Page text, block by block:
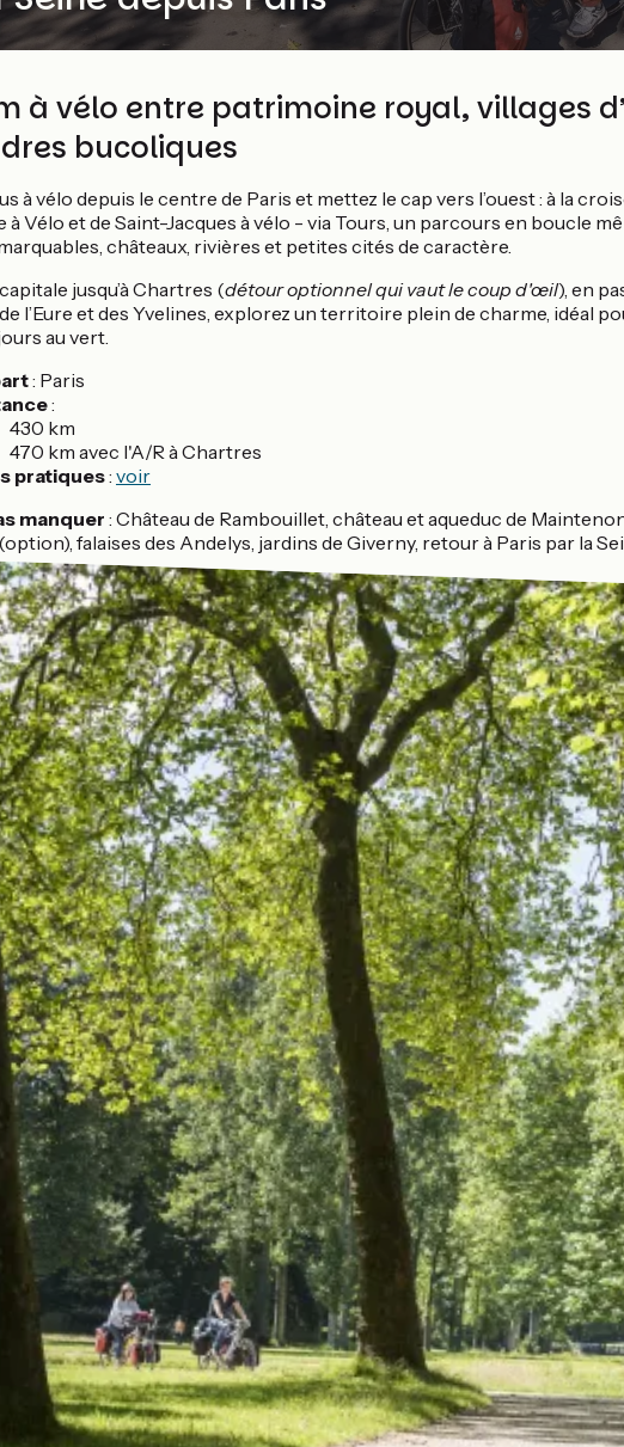
à vélo entre patrimoine royal, villages
bucoliques
à vélo depuis le centre de Paris et mettez le cap vers l’ouest : à la
à Vélo et de Saint-Jacques à vélo - via Tours, un parcours en boucle
châteaux, rivières et petites cités de caractère.
jusqu’à Chartres (détour optionnel qui vaut le coup d'œil), en
l’Eure et des Yvelines, explorez un territoire plein de charme, idéal
au vert.
: Paris
:
430 km
470 km avec l'A/R à Chartres
pratiques: voir
manquer : Château de Rambouillet, château et aqueduc de
falaises des Andelys, jardins de Giverny, retour à Paris par la